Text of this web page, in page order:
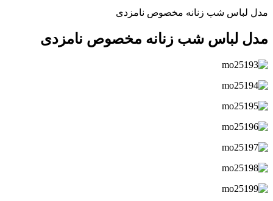
مدل لباس شب زنانه مخصوص نامزدی
مدل لباس شب زنانه مخصوص نامزدی